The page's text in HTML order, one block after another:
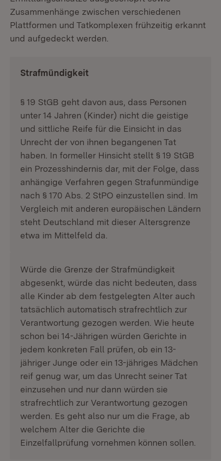
Zusammenhänge zwischen verschiedenen
Plattformen und Tatkomplexen frühzeitig erkannt
und aufgedeckt werden.
Strafmündigkeit
§ 19 StGB geht davon aus, dass Personen
unter 14 Jahren (Kinder) nicht die geistige
und sittliche Reife für die Einsicht in das
Unrecht der von ihnen begangenen Tat
haben. In formeller Hinsicht stellt § 19 StGB
ein Prozesshindernis dar, mit der Folge, dass
anhängige Verfahren gegen Strafunmündige
nach § 170 Abs. 2 StPO einzustellen sind. Im
Vergleich mit anderen europäischen Ländern
steht Deutschland mit dieser Altersgrenze
etwa im Mittelfeld da.
Würde die Grenze der Strafmündigkeit
abgesenkt, würde das nicht bedeuten, dass
alle Kinder ab dem festgelegten Alter auch
tatsächlich automatisch strafrechtlich zur
Verantwortung gezogen werden. Wie heute
schon bei 14-Jährigen würden Gerichte in
jedem konkreten Fall prüfen, ob ein 13-
jähriger Junge oder ein 13-jähriges Mädchen
reif genug war, um das Unrecht seiner Tat
einzusehen und nur dann würden sie
strafrechtlich zur Verantwortung gezogen
werden. Es geht also nur um die Frage, ab
welchem Alter die Gerichte die
Einzelfallprüfung vornehmen können sollen.